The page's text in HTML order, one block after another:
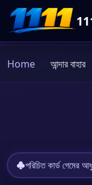
Home আন্দার বাহার
পরিচিত কার্ড গেমের